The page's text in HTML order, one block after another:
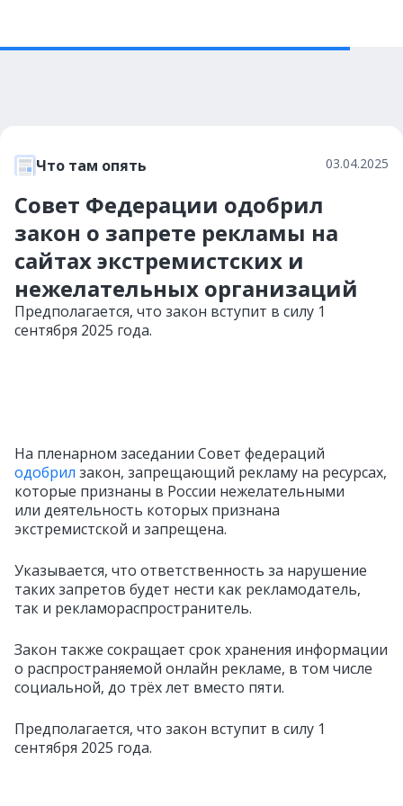
Что там опять 03.04.2025
Совет Федерации одобрил
закон о запрете рекламы на
сайтах экстремистских и
нежелательных организаций
Предполагается, что закон вступит в силу 1
сентября 2025 года.
На пленарном заседании Совет федераций
одобрил закон, запрещающий рекламу на ресурсах,
которые признаны в России нежелательными
или деятельность которых признана
экстремистской и запрещена.
Указывается, что ответственность за нарушение
таких запретов будет нести как рекламодатель,
так и рекламораспространитель.
Закон также сокращает срок хранения информации
о распространяемой онлайн рекламе, в том числе
социальной, до трёх лет вместо пяти.
Предполагается, что закон вступит в силу 1
сентября 2025 года.